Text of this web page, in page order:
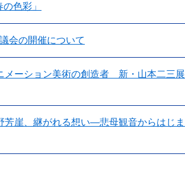
色彩」
会の開催について
メーション美術の創造者 新・山本二三展
芳崖、継がれる想い―悲母観音からはじま